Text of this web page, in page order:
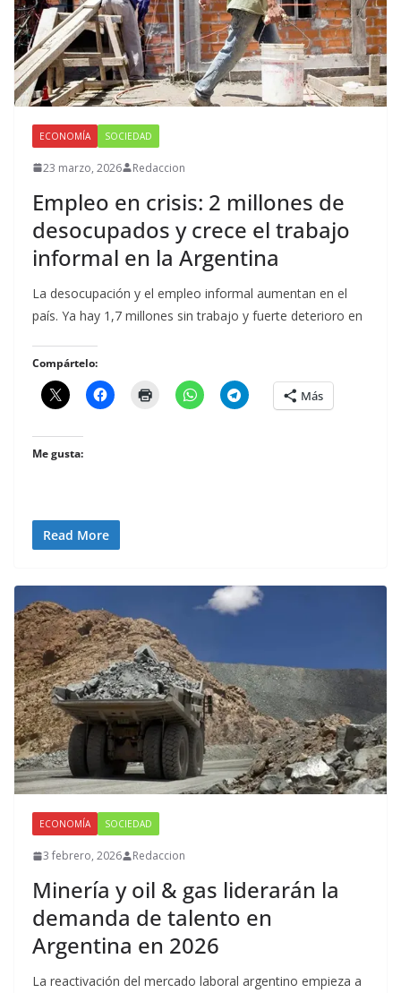
ECONOMÍA SOCIEDAD
23 marzo, 2026 Redaccion
Empleo en crisis: 2 millones de
desocupados y crece el trabajo
informal en la Argentina
La desocupación y el empleo informal aumentan en el
país. Ya hay 1,7 millones sin trabajo y fuerte deterioro en
Compártelo:
Más
Me gusta:
Read More
ECONOMÍA SOCIEDAD
3 febrero, 2026 Redaccion
Minería y oil & gas liderarán la
demanda de talento en
Argentina en 2026
La reactivación del mercado laboral argentino empieza a